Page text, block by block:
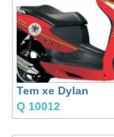
Tem xe Dylan
Q 10012